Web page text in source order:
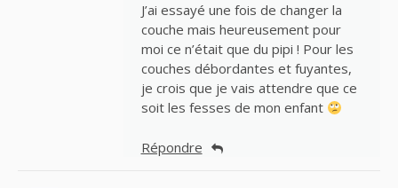
J’ai essayé une fois de changer la
couche mais heureusement pour
moi ce n’était que du pipi ! Pour les
couches débordantes et fuyantes,
je crois que je vais attendre que ce
soit les fesses de mon enfant
Répondre